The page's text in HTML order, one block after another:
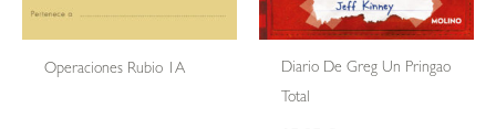
Operaciones Rubio 1A
Diario De Greg Un Pringao
Total